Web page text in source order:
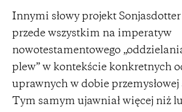
Innymi słowy projekt Sonjasdotter
przede wszystkim na imperatyw
nowotestamentowego
plew” w kontekście konkretnych
uprawnych w dobie
Tym samym ujawniał więcej niż